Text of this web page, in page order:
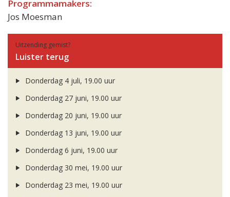
Programmamakers:
Jos Moesman
Uitzending gemist?
Luister terug
Donderdag 4 juli, 19.00 uur
Donderdag 27 juni, 19.00 uur
Donderdag 20 juni, 19.00 uur
Donderdag 13 juni, 19.00 uur
Donderdag 6 juni, 19.00 uur
Donderdag 30 mei, 19.00 uur
Donderdag 23 mei, 19.00 uur